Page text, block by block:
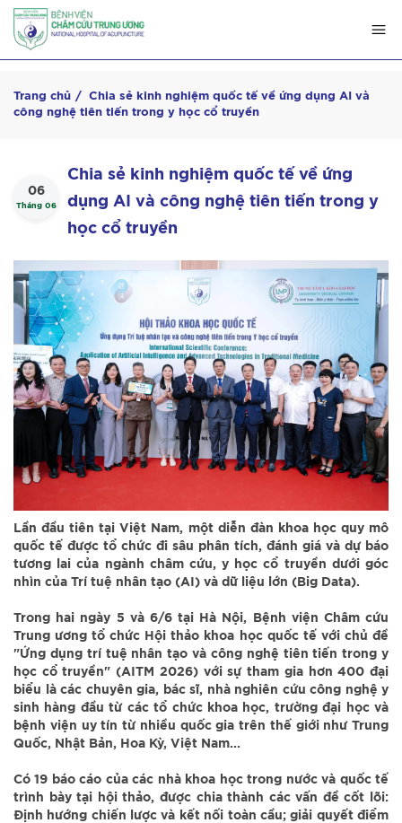
Trang chủ
Chia sẻ kinh nghiệm quốc tế về ứng dụng AI và
công nghệ tiên tiến trong y học cổ truyền
06
Tháng 06
Chia sẻ kinh nghiệm quốc tế về ứng
dụng AI và công nghệ tiên tiến trong y
học cổ truyền
Lần đầu tiên tại Việt Nam, một diễn đàn khoa học quy mô
quốc tế được tổ chức đi sâu phân tích, đánh giá và dự báo
tương lai của ngành châm cứu, y học cổ truyền dưới góc
nhìn của Trí tuệ nhân tạo (AI) và dữ liệu lớn (Big Data).
Trong hai ngày 5 và 6/6 tại Hà Nội, Bệnh viện Châm cứu
Trung ương tổ chức Hội thảo khoa học quốc tế với chủ đề
"Ứng dụng trí tuệ nhân tạo và công nghệ tiên tiến trong y
học cổ truyền" (AITM 2026) với sự tham gia hơn 400 đại
biểu là các chuyên gia, bác sĩ, nhà nghiên cứu công nghệ y
sinh hàng đầu từ các tổ chức khoa học, trường đại học và
bệnh viện uy tín từ nhiều quốc gia trên thế giới như Trung
Quốc, Nhật Bản, Hoa Kỳ, Việt Nam...
Có 19 báo cáo của các nhà khoa học trong nước và quốc tế
trình bày tại hội thảo, được chia thành các vấn đề cốt lõi:
Định hướng chiến lược và kết nối toàn cầu; giải quyết điểm